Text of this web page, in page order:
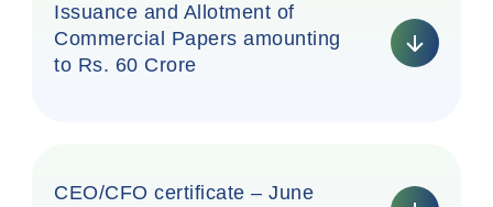
Issuance and Allotment of
Commercial Papers amounting
to Rs. 60 Crore
CEO/CFO certificate – June